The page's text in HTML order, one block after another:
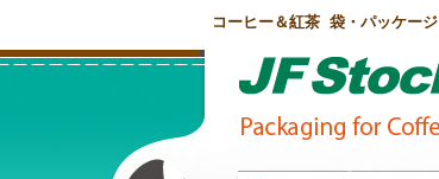
コーヒー＆紅茶 袋・パッケージ